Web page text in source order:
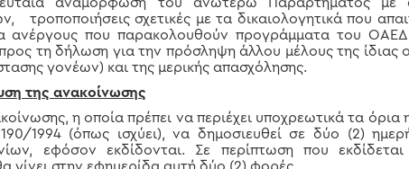
τροποποιήσεις σχετικές με τα δικαιολογητικά που
ανέργους που παρακολουθούν προγράμματα του ΟΑΕΔ,
τη δήλωση για την πρόσληψη άλλου μέλους της ίδιας
γονέων) και της μερικής απασχόλησης.
της ανακοίνωσης
η οποία πρέπει να περιέχει υποχρεωτικά τα όρια
1994 (όπως ισχύει), να δημοσιευθεί σε δύο (2)
εφόσον εκδίδονται. Σε περίπτωση που